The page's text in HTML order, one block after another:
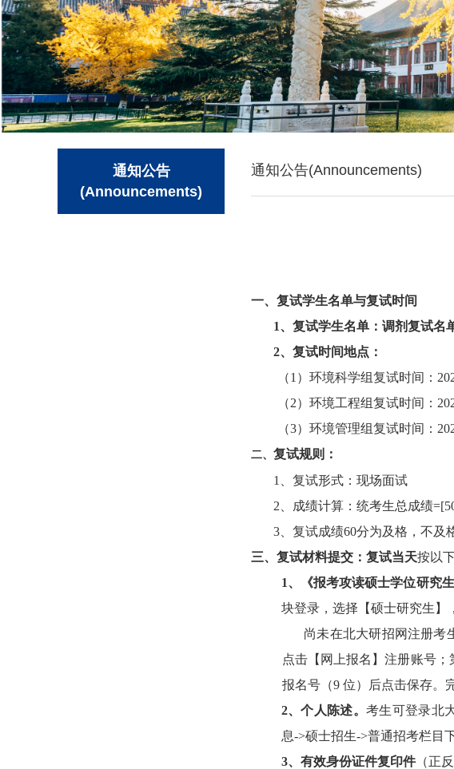
通知公告
(Announcements)
通知公告(Announcements)
一、 复试学生名单与复试时间
1、复试学生名单：调剂复试名
2、复试时间地点 ：
（1 ）环境科学组复试时间：
（2）环境工程组复试时间：
（3）环境管理组复试时间：2
二、 复试规则 ：
1
、复试形式：现场面试
2
成绩计算：统考生总成绩
3 、复试成绩60分为及格，不及
三、 复试材料提交： 复试当天按以
1、
《报考攻读硕士学位研究
块登录，选择【硕士研究生】
尚未在北大研招网注册考
点击【网上报名】注册账号
报名号（9 位）后点击保存。
2、个人陈述。考生可登录北
息->硕士招生->普通招考栏目
3、 有效身份证件复印件（正